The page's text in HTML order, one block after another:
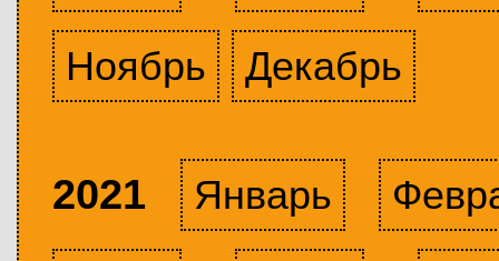
Ноябрь
Декабрь
2021 Январь